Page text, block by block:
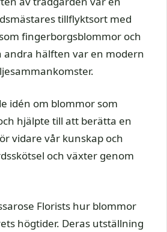
tillflyktsort med
fingerborgsblommor och
andra hälften var en modern
idén om blommor som
hjälpte till att berätta en
vidare vår kunskap och
och växter genom
Florists hur blommor
högtider. Deras utställning